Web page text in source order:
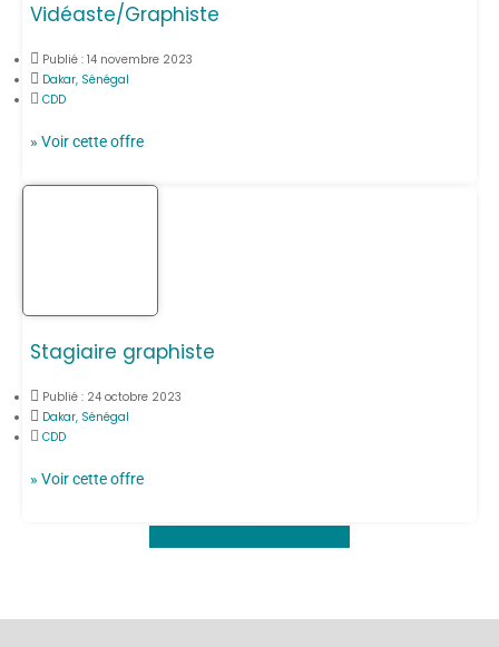
Vidéaste/Graphiste
Publié : 14 novembre 2023
Dakar, Sénégal
CDD
» Voir cette offre
Stagiaire graphiste
Publié : 24 octobre 2023
Dakar, Sénégal
CDD
» Voir cette offre